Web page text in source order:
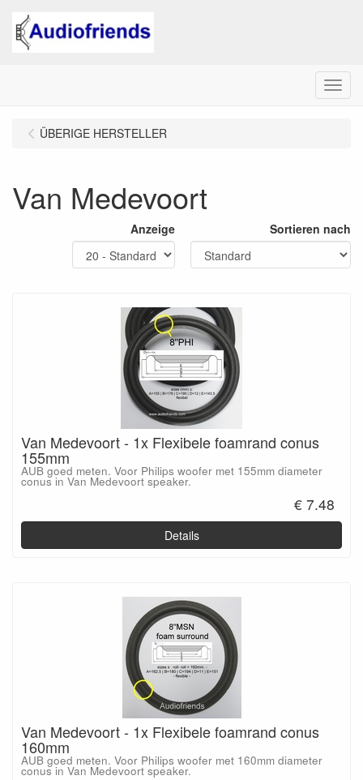
Menu
ÜBERIGE HERSTELLER
Van Medevoort
Anzeige Sortieren nach
Van Medevoort - 1x Flexibele foamrand conus
155mm
AUB goed meten. Voor Philips woofer met 155mm diameter
conus in Van Medevoort speaker.
€ 7.48
Details
Van Medevoort - 1x Flexibele foamrand conus
160mm
AUB goed meten. Voor Philips woofer met 160mm diameter
conus in Van Medevoort speaker.